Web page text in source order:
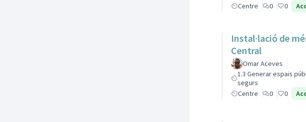
Centre
0 0
Instal·lació de
Central
Omar Aceves
1.3 Generar espais
segurs
Centre
0 0